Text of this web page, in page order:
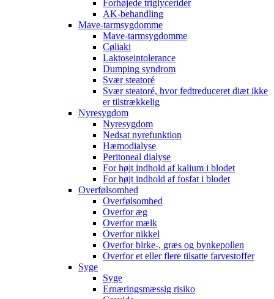
Forhøjede triglycerider
AK-behandling
Mave-tarmsygdomme
Mave-tarmsygdomme
Cøliaki
Laktoseintolerance
Dumping syndrom
Svær steatoré
Svær steatoré, hvor fedtreduceret diæt ikke
er tilstrækkelig
Nyresygdom
Nyresygdom
Nedsat nyrefunktion
Hæmodialyse
Peritoneal dialyse
For højt indhold af kalium i blodet
For højt indhold af fosfat i blodet
Overfølsomhed
Overfølsomhed
Overfor æg
Overfor mælk
Overfor nikkel
Overfor birke-, græs og bynkepollen
Overfor et eller flere tilsatte farvestoffer
Syge
Syge
Ernæringsmæssig risiko